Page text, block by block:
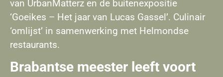
van UrbanMatterz en de buitenexpositie
‘Goeikes – Het jaar van Lucas Gassel’. Culinair
‘omlijst’ in samenwerking met Helmondse
restaurants.
Brabantse meester leeft voort